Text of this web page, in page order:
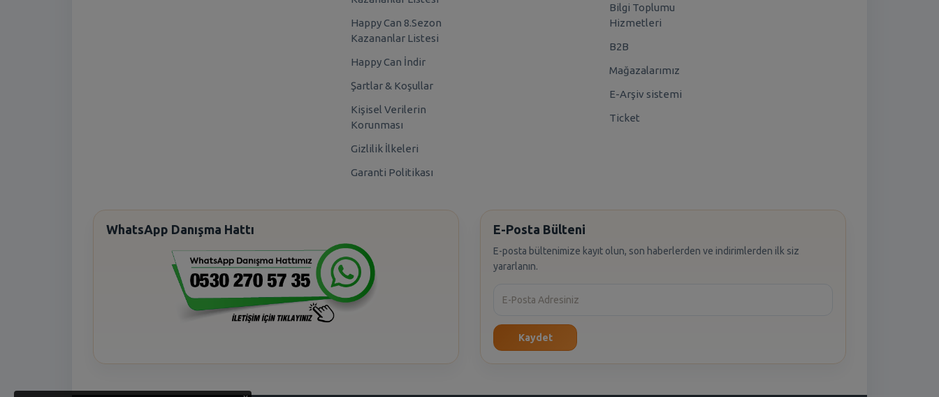
Happy Can 8.Sezon
Kazananlar Listesi
Happy Can İndir
Şartlar & Koşullar
Kişisel Verilerin
Korunması
Gizlilik İlkeleri
Garanti Politikası
Bilgi Toplumu
Hizmetleri
B2B
Mağazalarımız
E-Arşiv sistemi
Ticket
WhatsApp Danışma Hattı E-Posta Bülteni
E-posta bültenimize kayıt olun, son haberlerden ve indirimlerden ilk siz
yararlanın.
Kaydet